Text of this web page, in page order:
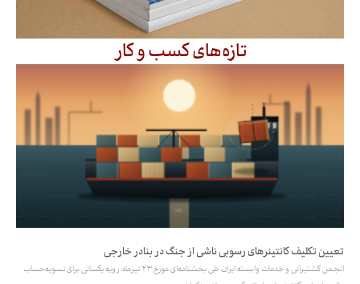
تازه‌های کسب و کار
تعیین تکلیف کانتینرهای رسوبی ناشی از جنگ در بنادر خارجی
انجمن کشتیرانی و خدمات وابسته ایران، طی بخشنامه‌ای مورخ ۲۳ تیرماه، رویه یکسانی برای تسویه‌حساب